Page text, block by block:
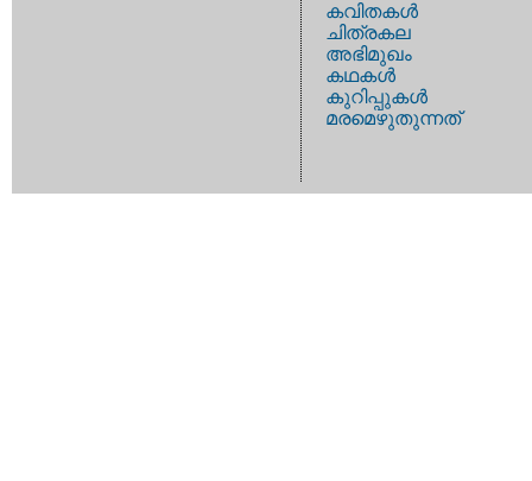
കവിതകള്‍
ചിത്രകല
അഭിമുഖം
കഥകള്‍
കുറിപ്പുകള്‍
മരമെഴുതുന്നത്